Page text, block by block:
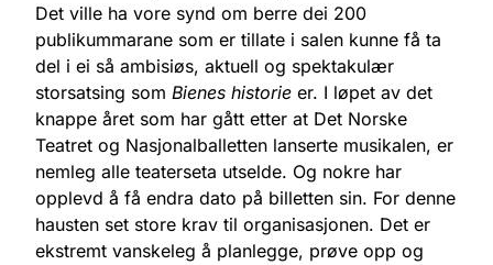
Det ville ha vore synd om berre dei 200
publikummarane som er tillate i salen kunne få ta
del i ei så ambisiøs, aktuell og spektakulær
storsatsing som Bienes historie er. I løpet av det
knappe året som har gått etter at Det Norske
Teatret og Nasjonalballetten lanserte musikalen, er
nemleg alle teaterseta utselde. Og nokre har
opplevd å få endra dato på billetten sin. For denne
hausten set store krav til organisasjonen. Det er
ekstremt vanskeleg å planlegge, prøve opp og